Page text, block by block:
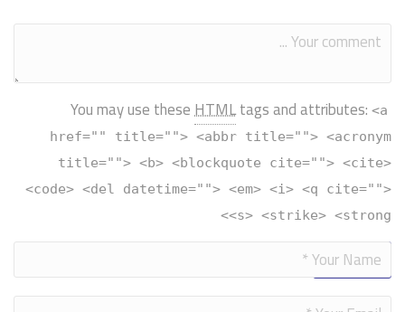
You may use theseHTMLtags and attributes: <a
href="" title=""> <abbr title=""> <acronym
title=""> <b> <blockquote cite=""> <cite>
<code> <del datetime=""> <em> <i> <q cite="">
<s> <strike> <strong>
Alternative: